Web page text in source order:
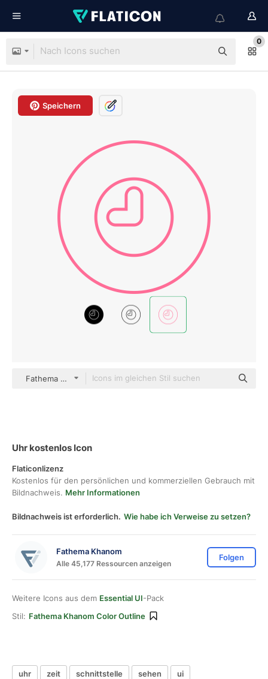
0
Speichern
Fathema Khanom color outline
Uhr kostenlos Icon
Flaticonlizenz
Kostenlos für den persönlichen und kommerziellen Gebrauch mit
Bildnachweis. Mehr Informationen
Bildnachweis ist erforderlich. Wie habe ich Verweise zu setzen?
Fathema Khanom
Alle 45,177 Ressourcen anzeigen
Folgen
Weitere Icons aus dem Essential UI-Pack
Stil: Fathema Khanom Color Outline
uhr zeit schnittstelle sehen ui